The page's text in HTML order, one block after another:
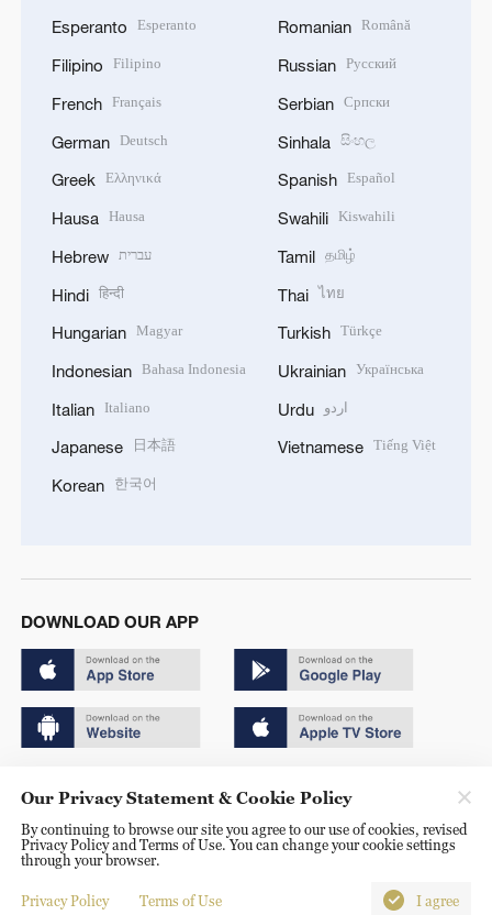
Esperanto Esperanto
Filipino Filipino
French Français
German Deutsch
Greek Ελληνικά
Hausa Hausa
Hebrew עברית
Hindi हिन्दी
Hungarian Magyar
Indonesian Bahasa Indonesia
Italian Italiano
Japanese 日本語
Korean 한국어
Romanian Română
Russian Русский
Serbian Српски
Sinhala සිංහල
Spanish Español
Swahili Kiswahili
Tamil தமிழ்
Thai ไทย
Turkish Türkçe
Ukrainian Українська
Urdu اردو
Vietnamese Tiếng Việt
DOWNLOAD OUR APP
京ICP备20000184号
京公网安备 11010502050052号
Disinformation report hotline: 010-85061466
Our Privacy Statement & Cookie Policy
By continuing to browse our site you agree to our use of cookies, revised
Privacy Policy and Terms of Use. You can change your cookie settings
through your browser.
Privacy Policy Terms of Use I agree